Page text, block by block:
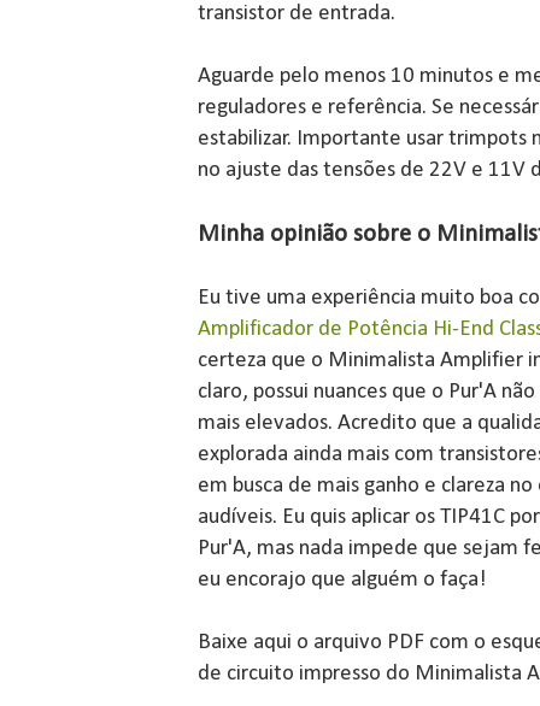
transistor de entrada.
Aguarde pelo menos 10 minutos e
reguladores e referência. Se
estabilizar. Importante usar trimpots
no ajuste das tensões de 22V e 11V
Minha opinião sobre o
Eu tive uma experiência muito boa
Amplificador de Potência Hi-End
certeza que o Minimalista Amplifier
claro, possui nuances que o Pur'A
mais elevados. Acredito que a
explorada ainda mais com
em busca de mais ganho e clareza
audíveis. Eu quis aplicar os TIP41C
Pur'A, mas nada impede que sejam
eu encorajo que alguém o faça!
Baixe aqui o arquivo PDF com o
de circuito impresso do Minimalista